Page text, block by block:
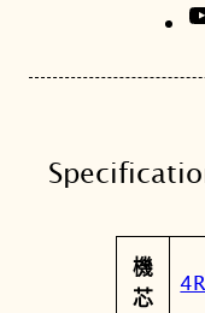
1
海
列
鵝
屬
性
值
機
芯